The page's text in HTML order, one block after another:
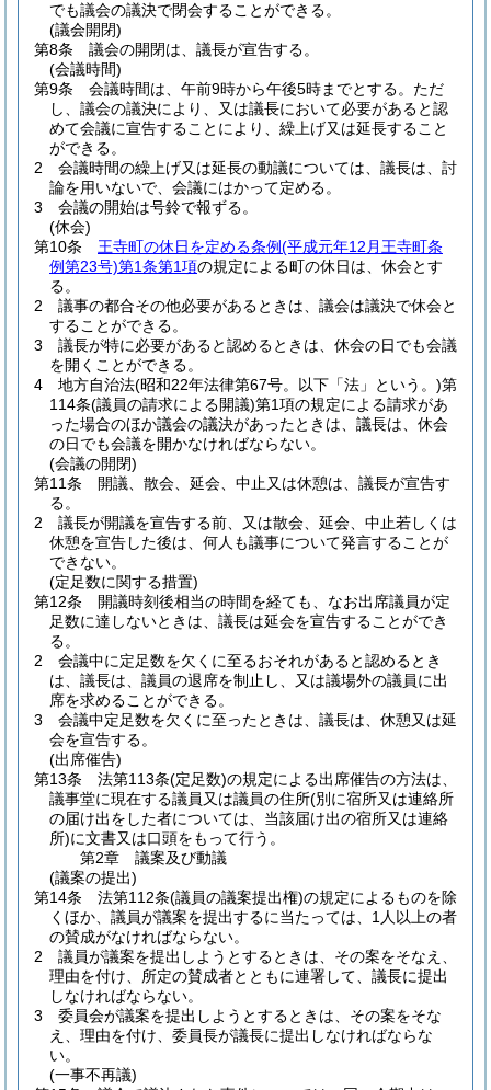
でも議会の議決で閉会することができる。
(議会開閉)
第8条
議会の開閉は、議長が宣告する。
(会議時間)
第9条
会議時間は、午前9時から午後5時までとする。 ただ
し、議会の議決により、又は議長において必要があると認
めて会議に宣告することにより、繰上げ又は延長すること
ができる。
2
会議時間の繰上げ又は延長の動議については、議長は、討
論を用いないで、会議にはかって定める。
3
会議の開始は号鈴で報ずる。
(休会)
第10条
王寺町の休日を定める条例(平成元年12月王寺町条
例第23号)第1条第1項の規定による町の休日は、休会とす
る。
2
議事の都合その他必要があるときは、議会は議決で休会と
することができる。
3
議長が特に必要があると認めるときは、休会の日でも会議
を開くことができる。
4
地方自治法(昭和22年法律第67号。以下「法」という。)第
114条(議員の請求による開議)第1項の規定による請求があ
った場合のほか議会の議決があったときは、議長は、休会
の日でも会議を開かなければならない。
(会議の開閉)
第11条
開議、散会、延会、中止又は休憩は、議長が宣告す
る。
2
議長が開議を宣告する前、又は散会、延会、中止若しくは
休憩を宣告した後は、何人も議事について発言することが
できない。
(定足数に関する措置)
第12条
開議時刻後相当の時間を経ても、なお出席議員が定
足数に達しないときは、議長は延会を宣告することができ
る。
2
会議中に定足数を欠くに至るおそれがあると認めるとき
は、議長は、議員の退席を制止し、又は議場外の議員に出
席を求めることができる。
3
会議中定足数を欠くに至ったときは、議長は、休憩又は延
会を宣告する。
(出席催告)
第13条
法第113条(定足数)の規定による出席催告の方法は、
議事堂に現在する議員又は議員の住所(別に宿所又は連絡所
の届け出をした者については、当該届け出の宿所又は連絡
所)に文書又は口頭をもって行う。
第2章
議案及び動議
(議案の提出)
第14条
法第112条(議員の議案提出権)の規定によるものを除
くほか、議員が議案を提出するに当たっては、1人以上の者
の賛成がなければならない。
2
議員が議案を提出しようとするときは、その案をそなえ、
理由を付け、所定の賛成者とともに連署して、議長に提出
しなければならない。
3
委員会が議案を提出しようとするときは、その案をそな
え、理由を付け、委員長が議長に提出しなければならな
い。
(一事不再議)